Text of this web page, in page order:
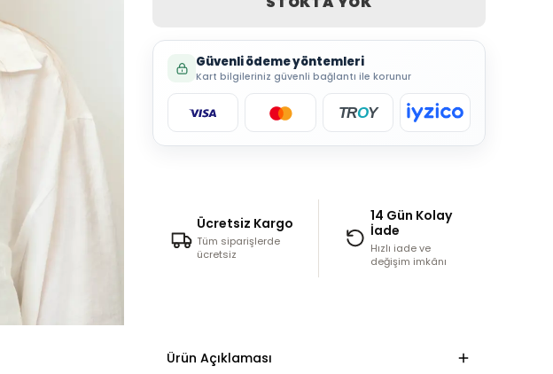
Güvenli ödeme yöntemleri
Kart bilgileriniz güvenli bağlantı ile korunur
TROY
Ücretsiz Kargo
Tüm siparişlerde
ücretsiz
14 Gün Kolay
İade
Hızlı iade ve
değişim imkânı
Ürün Açıklaması